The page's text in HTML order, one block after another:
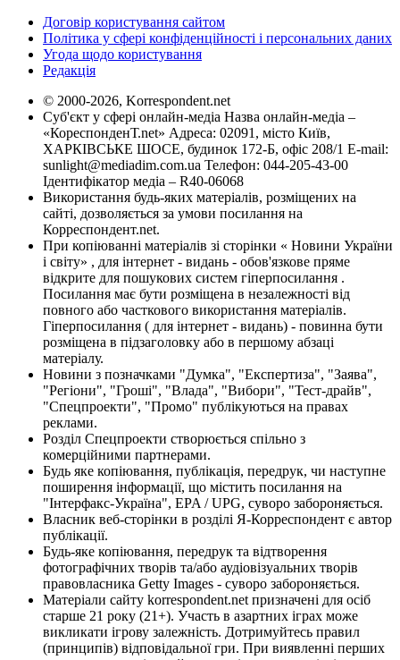
Договір користування сайтом
Політика у сфері конфіденційності і персональних даних
Угода щодо користування
Редакція
© 2000-2026, Korrespondent.net
Суб'єкт у сфері онлайн-медіа Назва онлайн-медіа –
«КореспонденТ.net» Адреса: 02091, місто Київ,
ХАРКІВСЬКЕ ШОСЕ, будинок 172-Б, офіс 208/1 E-mail:
sunlight@mediadim.com.ua Телефон: 044-205-43-00
Ідентифікатор медіа – R40-06068
Використання будь-яких матеріалів, розміщених на
сайті, дозволяється за умови посилання на
Корреспондент.net.
При копіюванні матеріалів зі сторінки « Новини України
і світу» , для інтернет - видань - обов'язкове пряме
відкрите для пошукових систем гіперпосилання .
Посилання має бути розміщена в незалежності від
повного або часткового використання матеріалів.
Гіперпосилання ( для інтернет - видань) - повинна бути
розміщена в підзаголовку або в першому абзаці
матеріалу.
Новини з позначками "Думка", "Експертиза", "Заява",
"Регіони", "Гроші", "Влада", "Вибори", "Тест-драйв",
"Спецпроекти", "Промо" публікуються на правах
реклами.
Розділ Спецпроекти створюється спільно з
комерційними партнерами.
Будь яке копіювання, публікація, передрук, чи наступне
поширення інформації, що містить посилання на
"Інтерфакс-Україна", EPA / UPG, суворо забороняється.
Власник веб-сторінки в розділі Я-Корреспондент є автор
публікації.
Будь-яке копіювання, передрук та відтворення
фотографічних творів та/або аудіовізуальних творів
правовласника Getty Images - суворо забороняється.
Матеріали сайту korrespondent.net призначені для осіб
старше 21 року (21+). Участь в азартних іграх може
викликати ігрову залежність. Дотримуйтесь правил
(принципів) відповідальної гри. При виявленні перших